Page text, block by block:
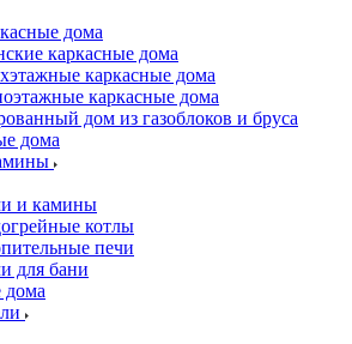
дома
каркасные дома
каркасные дома
каркасные дома
дом из газоблоков и бруса
дома
и камины
котлы
печи
для бани
дома